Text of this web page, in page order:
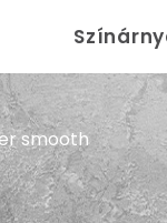
smooth